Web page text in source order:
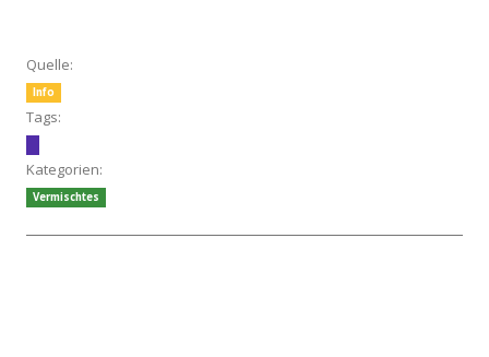
Quelle:
Info
Tags:
Kategorien:
Vermischtes